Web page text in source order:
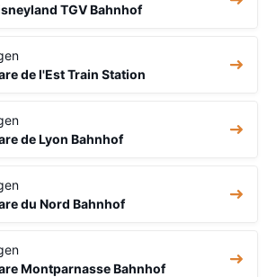
TGV Bahnhof
de l'Est Train Station
de Lyon Bahnhof
du Nord Bahnhof
Montparnasse Bahnhof